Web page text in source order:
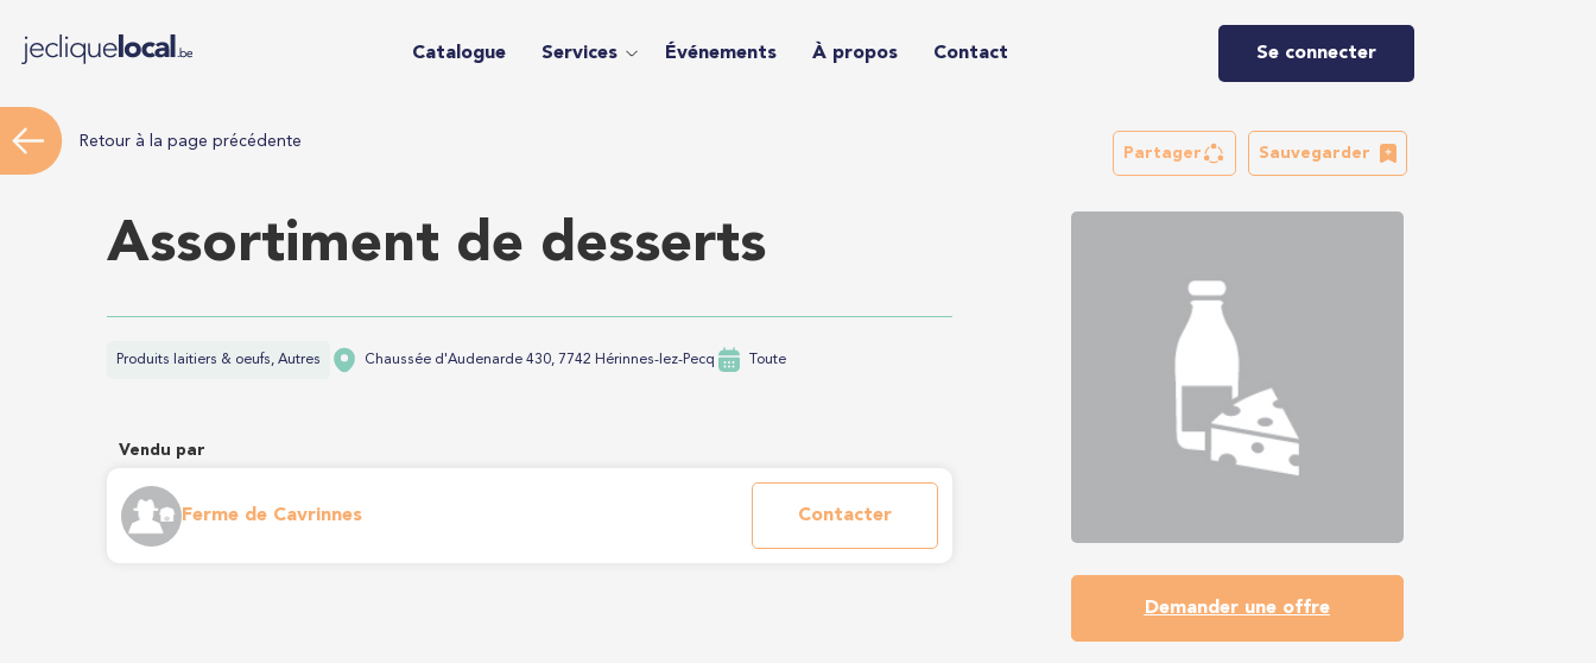
Catalogue Services Événements À propos Contact Se connecter
Retour à la page précédente
Partager Sauvegarder
Assortiment de desserts
Produits laitiers & oeufs, Autres Chaussée d'Audenarde 430, 7742 Hérinnes-lez-Pecq Toute
Vendu par
Ferme de Cavrinnes Contacter
Demander une offre